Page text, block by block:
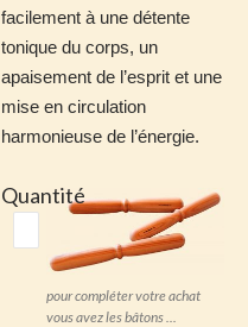
facilement à une détente
tonique du corps, un
apaisement de l’esprit et une
mise en circulation
harmonieuse de l’énergie.
pour compléter votre achat
vous avez les bâtons ...
Quantité